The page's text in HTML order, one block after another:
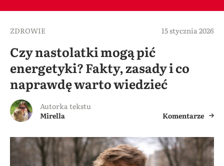
ZDROWIE 15 stycznia 2026
Czy nastolatki mogą pić
energetyki? Fakty, zasady i co
naprawdę warto wiedzieć
Autorka tekstu
Mirella
Komentarze